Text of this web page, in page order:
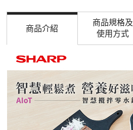
商品介紹
商品規格及
使用方式